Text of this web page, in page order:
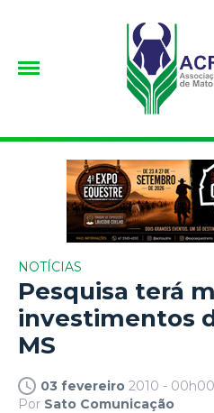
NOTÍCIAS
Pesquisa terá
investimentos
MS
03 fevereiro 2010 - 00h00
Por Sato Comunicação